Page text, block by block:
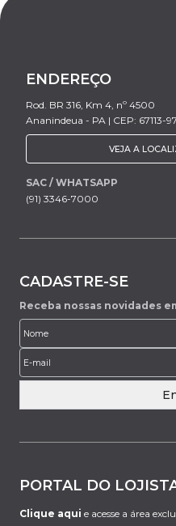
ENDEREÇO
Rod. BR 316, Km 4, nº 4500
Ananindeua - PA | CEP: 67113-
VEJA A
SAC / WHATSAPP
(91) 3346-7000
CADASTRE-SE
Receba nossas novidades
PORTAL DO
Clique aqui e acesse a área